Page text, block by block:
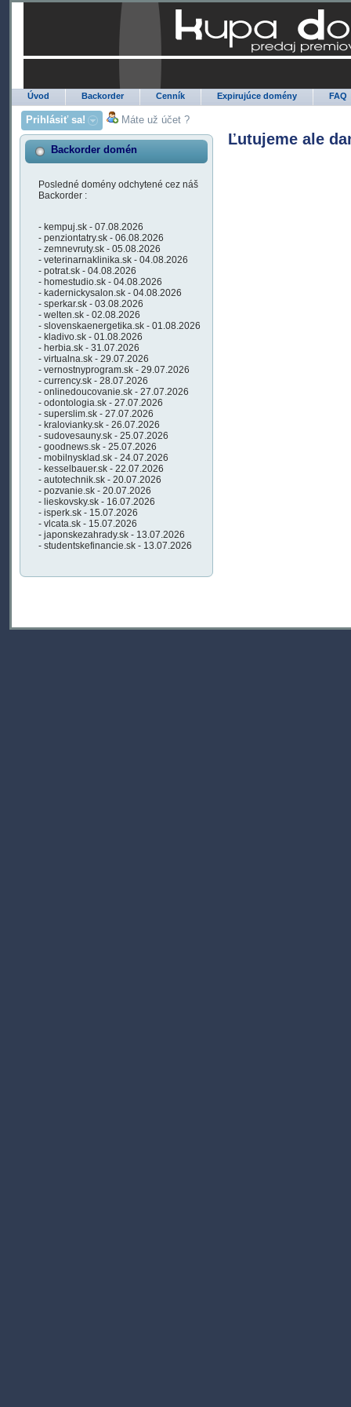
Úvod Backorder Cenník Expirujúce domény FAQ
Prihlásiť sa! Máte už účet ?
Backorder domén
Posledné domény odchytené cez náš
Backorder :
- kempuj.sk - 07.08.2026
- penziontatry.sk - 06.08.2026
- zemnevruty.sk - 05.08.2026
- veterinarnaklinika.sk - 04.08.2026
- potrat.sk - 04.08.2026
- homestudio.sk - 04.08.2026
- kadernickysalon.sk - 04.08.2026
- sperkar.sk - 03.08.2026
- welten.sk - 02.08.2026
- slovenskaenergetika.sk - 01.08.2026
- kladivo.sk - 01.08.2026
- herbia.sk - 31.07.2026
- virtualna.sk - 29.07.2026
- vernostnyprogram.sk - 29.07.2026
- currency.sk - 28.07.2026
- onlinedoucovanie.sk - 27.07.2026
- odontologia.sk - 27.07.2026
- superslim.sk - 27.07.2026
- kralovianky.sk - 26.07.2026
- sudovesauny.sk - 25.07.2026
- goodnews.sk - 25.07.2026
- mobilnysklad.sk - 24.07.2026
- kesselbauer.sk - 22.07.2026
- autotechnik.sk - 20.07.2026
- pozvanie.sk - 20.07.2026
- lieskovsky.sk - 16.07.2026
- isperk.sk - 15.07.2026
- vlcata.sk - 15.07.2026
- japonskezahrady.sk - 13.07.2026
- studentskefinancie.sk - 13.07.2026
Ľutujeme ale